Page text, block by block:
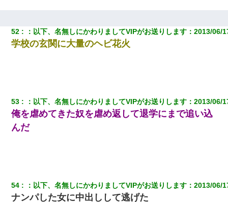
52 ： 以下、名無しにかわりましてVIPがお送りします ：2013/06/
学校の玄関に大量のヘビ花火
53 ： 以下、名無しにかわりましてVIPがお送りします ：2013/06/
俺を虐めてきた奴を虐め返して退学にまで追い込
んだ
54 ： 以下、名無しにかわりましてVIPがお送りします ：2013/06/
ナンパした女に中出しして逃げた